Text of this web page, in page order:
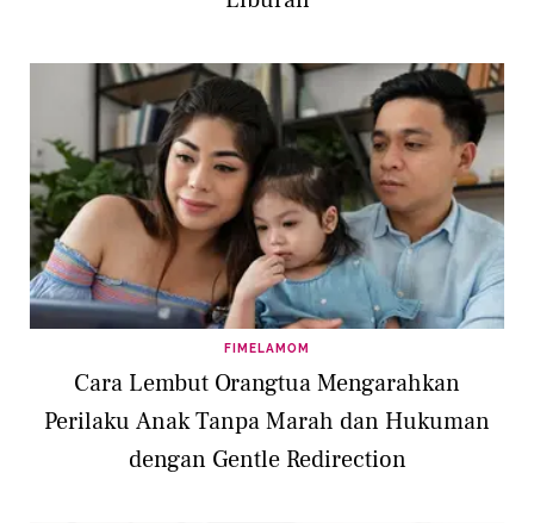
FIMELAMOM
Cara Lembut Orangtua Mengarahkan
Perilaku Anak Tanpa Marah dan Hukuman
dengan Gentle Redirection